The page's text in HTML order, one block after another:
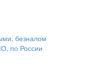
безналом
по России